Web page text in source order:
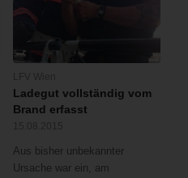
Ladegut vollständig vom
Brand erfasst
Aus bisher unbekannter
Ursache war ein, am